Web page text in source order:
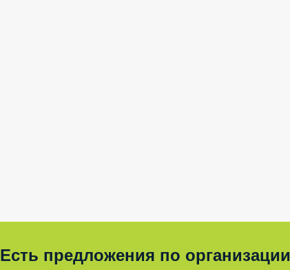
Есть предложения по организации